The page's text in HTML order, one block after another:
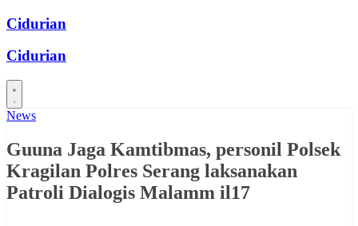
Skip
content
Cidurian
Cidurian
News
Guuna Jaga Kamtibmas, personil Polsek
Kragilan Polres Serang laksanakan
Patroli Dialogis Malamm il17